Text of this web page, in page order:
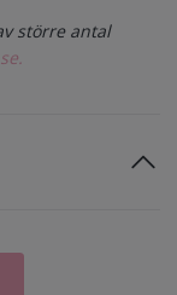
större antal
.